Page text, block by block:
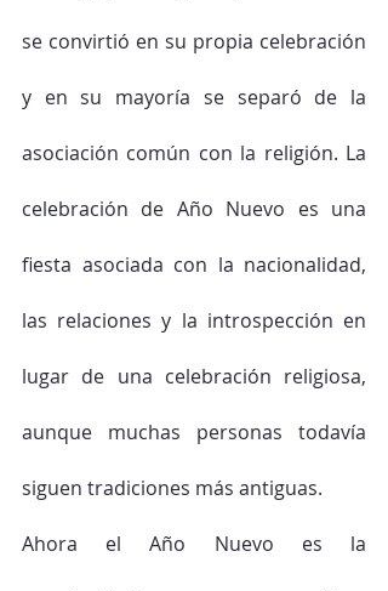
se convirtió en su propia celebración
y en su mayoría se separó de la
asociación común con la religión. La
celebración de Año Nuevo es una
fiesta asociada con la nacionalidad,
las relaciones y la introspección en
lugar de una celebración religiosa,
aunque muchas personas todavía
siguen tradiciones más antiguas.
Ahora el Año Nuevo es la